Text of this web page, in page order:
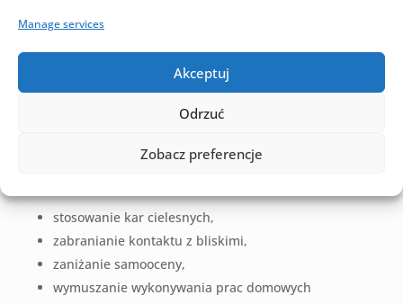
Manage services
Akceptuj
Odrzuć
Zobacz preferencje
zawsze rozpoczynam swoją misję
od nakreślenia osobie poszkodowanej, czym jest
nadużywanie zaufania współmałżonka oraz władzy
Przemoc domowa w Poznaniu, z racji swojej
stosowanie kar cielesnych,
zabranianie kontaktu z bliskimi,
zaniżanie samooceny,
wymuszanie wykonywania prac domowych